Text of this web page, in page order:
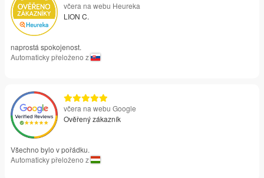
včera na webu Heureka
LION C.
naprostá spokojenost.
Automaticky přeloženo z
včera na webu Google
Ověřený zákazník
Všechno bylo v pořádku.
Automaticky přeloženo z